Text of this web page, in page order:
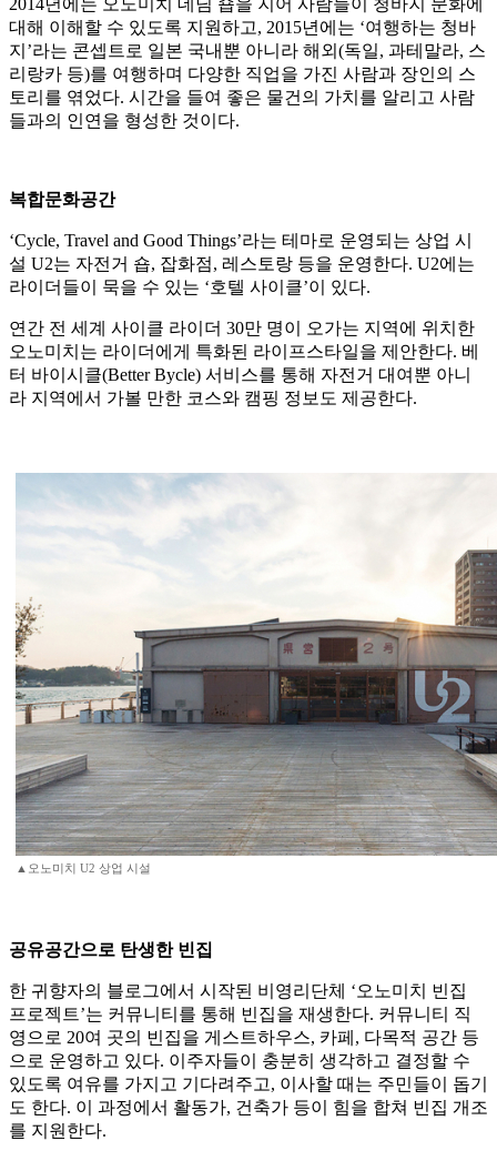
2014년에는 오노미치 데님 숍을 지어 사람들이 청바지 문화에
대해 이해할 수 있도록 지원하고, 2015년에는 ‘여행하는 청바
지’라는 콘셉트로 일본 국내뿐 아니라 해외(독일, 과테말라, 스
리랑카 등)를 여행하며 다양한 직업을 가진 사람과 장인의 스
토리를 엮었다. 시간을 들여 좋은 물건의 가치를 알리고 사람
들과의 인연을 형성한 것이다.
복합문화공간
‘Cycle, Travel and Good Things’라는 테마로 운영되는 상업 시
설 U2는 자전거 숍, 잡화점, 레스토랑 등을 운영한다. U2에는
라이더들이 묵을 수 있는 ‘호텔 사이클’이 있다.
연간 전 세계 사이클 라이더 30만 명이 오가는 지역에 위치한
오노미치는 라이더에게 특화된 라이프스타일을 제안한다. 베
터 바이시클(Better Bycle) 서비스를 통해 자전거 대여뿐 아니
라 지역에서 가볼 만한 코스와 캠핑 정보도 제공한다.
▲오노미치 U2 상업 시설
공유공간으로 탄생한 빈집
한 귀향자의 블로그에서 시작된 비영리단체 ‘오노미치 빈집
프로젝트’는 커뮤니티를 통해 빈집을 재생한다. 커뮤니티 직
영으로 20여 곳의 빈집을 게스트하우스, 카페, 다목적 공간 등
으로 운영하고 있다. 이주자들이 충분히 생각하고 결정할 수
있도록 여유를 가지고 기다려주고, 이사할 때는 주민들이 돕기
도 한다. 이 과정에서 활동가, 건축가 등이 힘을 합쳐 빈집 개조
를 지원한다.